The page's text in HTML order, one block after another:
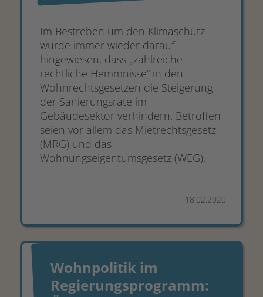
Im Bestreben um den Klimaschutz
wurde immer wieder darauf
hingewiesen, dass „zahlreiche
rechtliche Hemmnisse“ in den
Wohnrechtsgesetzen die Steigerung
der Sanierungsrate im
Gebäudesektor verhindern. Betroffen
seien vor allem das Mietrechtsgesetz
(MRG) und das
Wohnungseigentumsgesetz (WEG).
18.02.2020
Wohnpolitik im
Regierungsprogramm: